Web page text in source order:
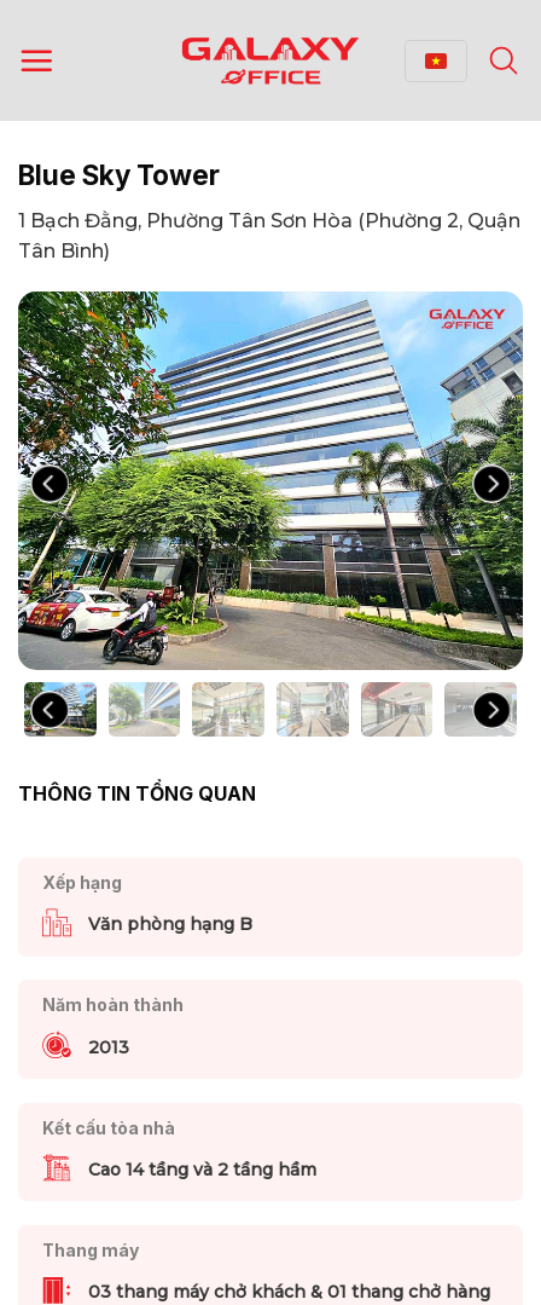
qua
nội
Blue Sky Tower
1 Bạch Đằng, Phường Tân Sơn Hòa (Phường 2, Quận
Tân Bình)
THÔNG TIN TỔNG QUAN
Xếp hạng
Văn phòng hạng B
Năm hoàn thành
2013
Kết cấu tòa nhà
Cao 14 tầng và 2 tầng hầm
Thang máy
03 thang máy chở khách & 01 thang chở hàng